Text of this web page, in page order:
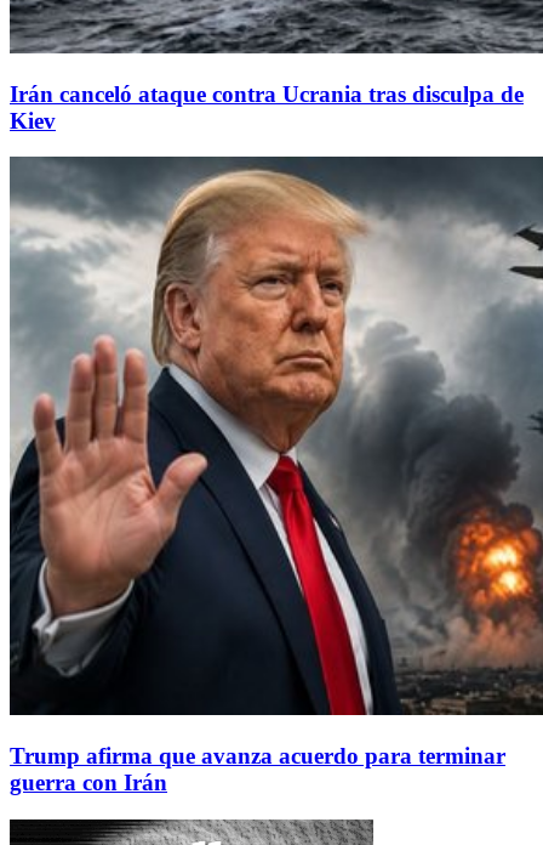
Irán canceló ataque contra Ucrania tras disculpa de
Kiev
Trump afirma que avanza acuerdo para terminar
guerra con Irán